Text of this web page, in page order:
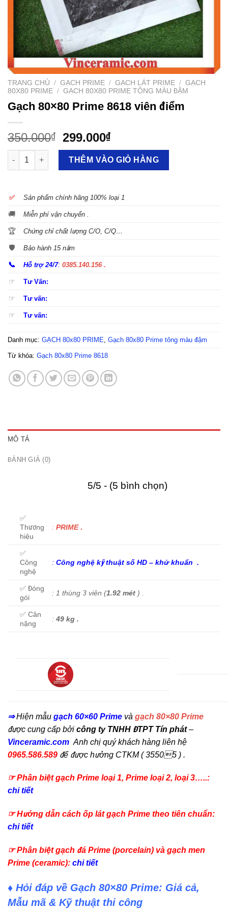
TRANG CHỦ / GẠCH PRIME / GẠCH LÁT PRIME / GẠCH
80X80 PRIME / GẠCH 80X80 PRIME TÔNG MÀU ĐẬM
Gạch 80×80 Prime 8618 viên điểm
350.000₫ 299.000₫
Gạch 80x80 Prime 8618 viên điểm số lượng
THÊM VÀO GIỎ HÀNG
✅ Sản phẩm chính hãng 100% loại 1
🚚 Miễn phí vận chuyển .
🏆 Chứng chỉ chất lượng C/O, C/Q…
🛡️ Bảo hành 15 năm
📞 Hỗ trợ 24/7:0385.140.156 .
☞ Tư Vấn:
☞ Tư vấn:
☞ Tư vấn:
Danh mục: GẠCH 80x80 PRIME Gạch 80x80 Prime tông màu đậm
Từ khóa: Gạch 80x80 Prime 8618
MÔ TẢ
ĐÁNH GIÁ (0)
5/5 - (5 bình chọn)
✅
Thương
hiệu
: PRIME.
✅
Công
nghệ
: Công nghệ kỹ thuật số HD –khử khuẩn .
✅ Đóng
gói
: 1 thùng 3 viên (1.92 mét ) .
✅ Cân
nặng
:49 kg .
⇒Hiện mẫu gạch 60×60 Prime và gạch 80×80 Prime
được cung cấp bởi công ty TNHH ĐTPT Tín phát–
Vinceramic.com Anh chị quý khách hàng liên hệ
0965.586.589 để được hưởng CTKM ( 35505 ) .
☞ Phân biệt gạch Prime loại 1, Prime loại 2, loại 3…..:
chi tiết
☞ Hướng dẫn cách ốp lát gạch Prime theo tiên chuẩn:
chi tiết
☞ Phân biệt gạch đá Prime (porcelain) và gạch men
Prime (ceramic): chi tiết
♦ Hỏi đáp về Gạch 80×80 Prime: Giá cả,
Mẫu mã & Kỹ thuật thi công